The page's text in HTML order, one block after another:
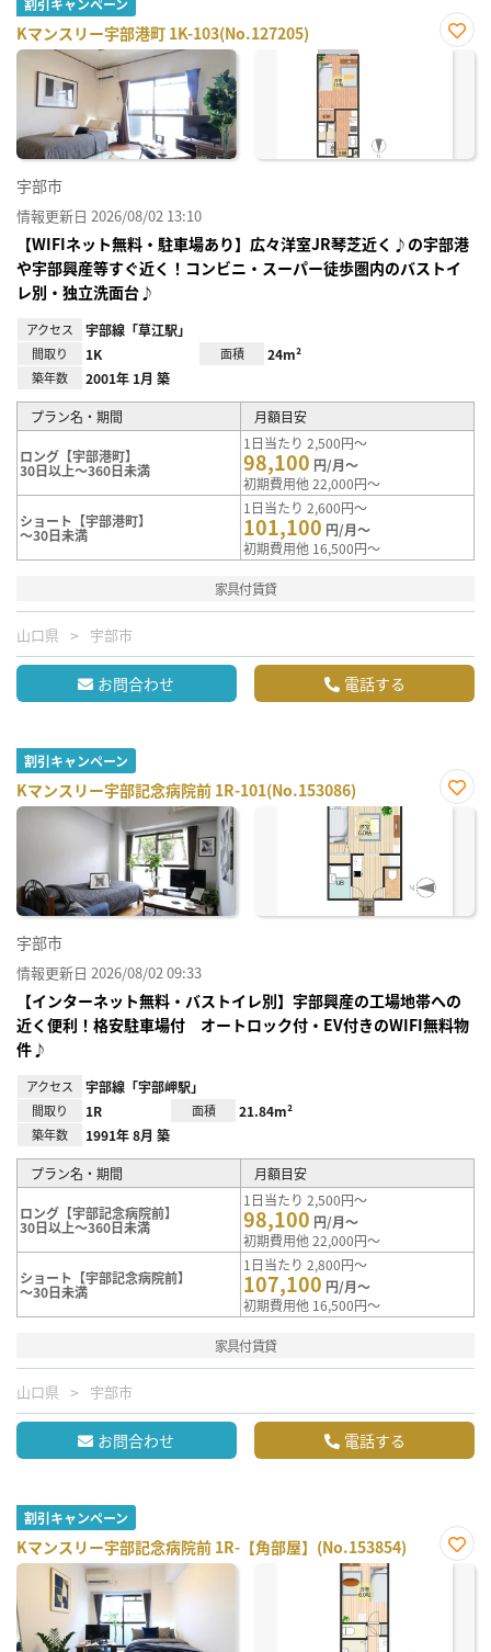
Kマンスリー宇部港町 1K-103(No.127205)
お気
宇部市
情報更新日 2026/08/02 13:10
【WIFIネット無料・駐車場あり】広々洋室JR琴芝近く♪の宇部港
や宇部興産等すぐ近く！コンビニ・スーパー徒歩圏内のバストイ
レ別・独立洗面台♪
アクセス 宇部線「草江駅」
間取り 1K 面積 24m²
築年数 2001年 1月 築
プラン名・期間 月額目安
ロング【宇部港町】
30日以上～360日未満
1日当たり 2,500円～
98,100 円/月～
初期費用他 22,000円～
ショート【宇部港町】
～30日未満
1日当たり 2,600円～
101,100 円/月～
初期費用他 16,500円～
家具付賃貸
山口県 宇部市
お問合わせ 電話する
割引キャンペーン
Kマンスリー宇部記念病院前 1R-101(No.153086)
お気
宇部市
情報更新日 2026/08/02 09:33
【インターネット無料・バストイレ別】宇部興産の工場地帯への
近く便利！格安駐車場付 オートロック付・EV付きのWIFI無料物
件♪
アクセス 宇部線「宇部岬駅」
間取り 1R 面積 21.84m²
築年数 1991年 8月 築
プラン名・期間 月額目安
ロング【宇部記念病院前】
30日以上～360日未満
1日当たり 2,500円～
98,100 円/月～
初期費用他 22,000円～
ショート【宇部記念病院前】
～30日未満
1日当たり 2,800円～
107,100 円/月～
初期費用他 16,500円～
家具付賃貸
山口県 宇部市
お問合わせ 電話する
割引キャンペーン
Kマンスリー宇部記念病院前 1R-【角部屋】(No.153854)
お気